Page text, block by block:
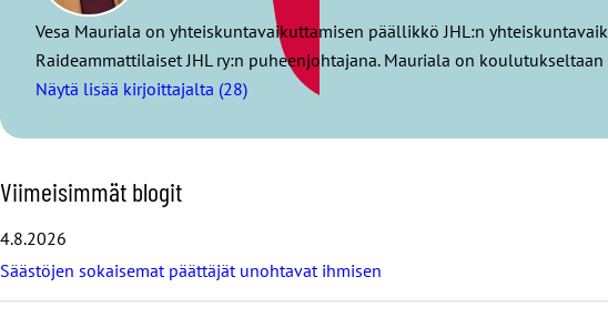
Vesa Mauriala on yhteiskuntavaikuttamisen päällikkö JHL:n
Raideammattilaiset JHL ry:n puheenjohtajana. Mauriala on
Näytä lisää kirjoittajalta (28)
O
h
a
v
Viimeisimmät blogit
4.8.2026
Säästöjen sokaisemat päättäjät unohtavat ihmisen